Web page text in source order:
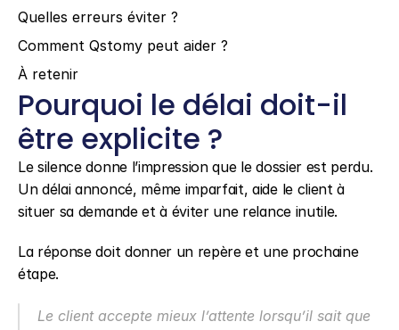
Quelles erreurs éviter ?
Comment Qstomy peut aider ?
À retenir
Pourquoi le délai doit-il
être explicite ?
Le silence donne l’impression que le dossier est perdu.
Un délai annoncé, même imparfait, aide le client à
situer sa demande et à éviter une relance inutile.
La réponse doit donner un repère et une prochaine
étape.
Le client accepte mieux l’attente lorsqu’il sait que